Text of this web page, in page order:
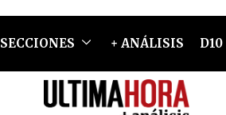
SECCIONES + ANÁLISIS D10